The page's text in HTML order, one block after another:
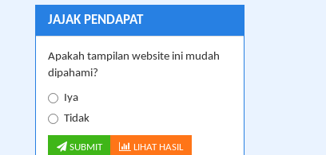
JAJAK PENDAPAT
Apakah tampilan website ini mudah
dipahami?
Iya
Tidak
SUBMIT LIHAT HASIL